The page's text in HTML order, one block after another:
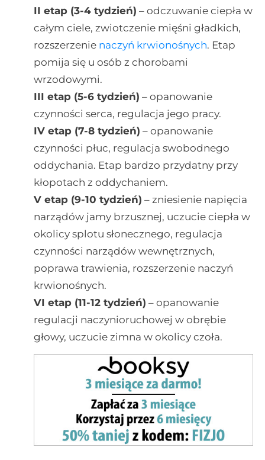
II etap (3-4 tydzień) – odczuwanie ciepła w
całym ciele, zwiotczenie mięśni gładkich,
rozszerzenie naczyń krwionośnych. Etap
pomija się u osób z chorobami
wrzodowymi.
III etap (5-6 tydzień) – opanowanie
czynności serca, regulacja jego pracy.
IV etap (7-8 tydzień) – opanowanie
czynności płuc, regulacja swobodnego
oddychania. Etap bardzo przydatny przy
kłopotach z oddychaniem.
V etap (9-10 tydzień) – zniesienie napięcia
narządów jamy brzusznej, uczucie ciepła w
okolicy splotu słonecznego, regulacja
czynności narządów wewnętrznych,
poprawa trawienia, rozszerzenie naczyń
krwionośnych.
VI etap (11-12 tydzień) – opanowanie
regulacji naczynioruchowej w obrębie
głowy, uczucie zimna w okolicy czoła.